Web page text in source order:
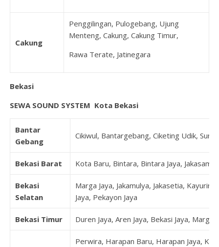
Cakung
Penggilingan, Pulogebang, Ujung
Menteng, Cakung, Cakung Timur,
Rawa Terate, Jatinegara
Bekasi
SEWA SOUND SYSTEM Kota Bekasi
Bantar
Gebang
Cikiwul, Bantargebang, Ciketing Udik,
Bekasi Barat Kota Baru, Bintara, Bintara Jaya,
Bekasi
Selatan
Marga Jaya, Jakamulya, Jakasetia,
Jaya, Pekayon Jaya
Bekasi Timur Duren Jaya, Aren Jaya, Bekasi Jaya,
Perwira, Harapan Baru, Harapan Jaya,